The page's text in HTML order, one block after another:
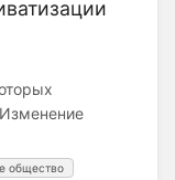
общество